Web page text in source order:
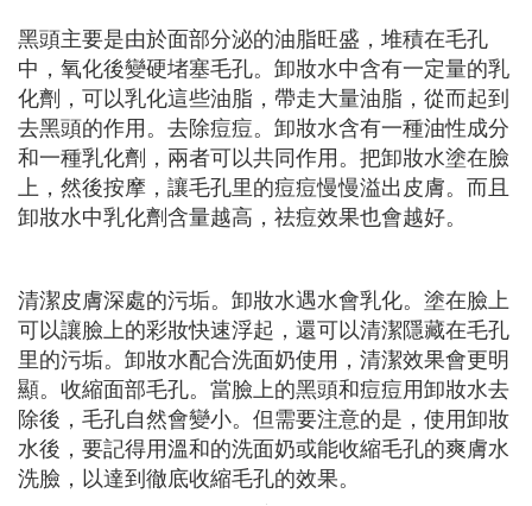
黑頭主要是由於面部分泌的油脂旺盛，堆積在毛孔
中，氧化後變硬堵塞毛孔。卸妝水中含有一定量的乳
化劑，可以乳化這些油脂，帶走大量油脂，從而起到
去黑頭的作用。去除痘痘。卸妝水含有一種油性成分
和一種乳化劑，兩者可以共同作用。把卸妝水塗在臉
上，然後按摩，讓毛孔里的痘痘慢慢溢出皮膚。而且
卸妝水中乳化劑含量越高，祛痘效果也會越好。
清潔皮膚深處的污垢。卸妝水遇水會乳化。塗在臉上
可以讓臉上的彩妝快速浮起，還可以清潔隱藏在毛孔
里的污垢。卸妝水配合洗面奶使用，清潔效果會更明
顯。收縮面部毛孔。當臉上的黑頭和痘痘用卸妝水去
除後，毛孔自然會變小。但需要注意的是，使用卸妝
水後，要記得用溫和的洗面奶或能收縮毛孔的爽膚水
洗臉，以達到徹底收縮毛孔的效果。